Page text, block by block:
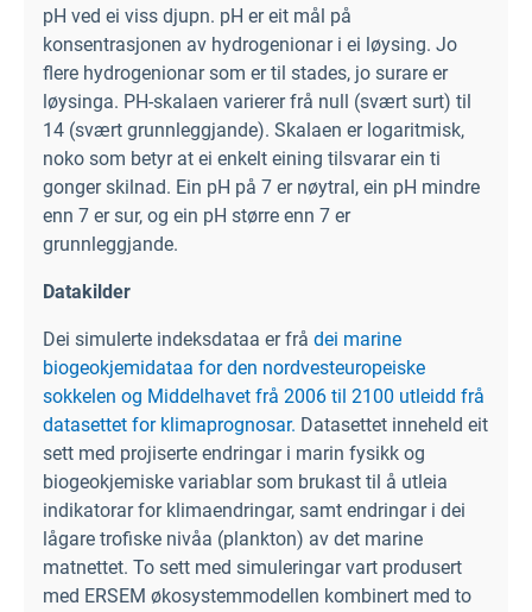
pH ved ei viss djupn. pH er eit mål på
konsentrasjonen av hydrogenionar i ei løysing. Jo
flere hydrogenionar som er til stades, jo surare er
løysinga. PH-skalaen varierer frå null (svært surt) til
14 (svært grunnleggjande). Skalaen er logaritmisk,
noko som betyr at ei enkelt eining tilsvarar ein ti
gonger skilnad. Ein pH på 7 er nøytral, ein pH mindre
enn 7 er sur, og ein pH større enn 7 er
grunnleggjande.
Datakilder
Dei simulerte indeksdataa er frå dei marine
biogeokjemidataa for den nordvesteuropeiske
sokkelen og Middelhavet frå 2006 til 2100 utleidd frå
datasettet for klimaprognosar. Datasettet inneheld eit
sett med projiserte endringar i marin fysikk og
biogeokjemiske variablar som brukast til å utleia
indikatorar for klimaendringar, samt endringar i dei
lågare trofiske nivåa (plankton) av det marine
matnettet. To sett med simuleringar vart produsert
med ERSEM økosystemmodellen kombinert med to